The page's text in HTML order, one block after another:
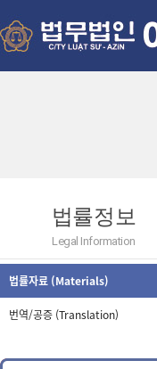
법률정보
Legal Information
법률자료 (Materials)
번역/공증 (Translation)